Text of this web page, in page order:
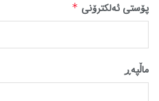
پۆستی ئەلکترۆنی *
ماڵپه‌ڕ